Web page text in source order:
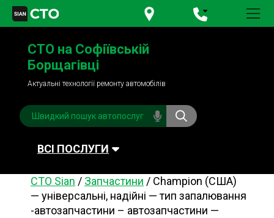
+380 95781-84-84
+380 98791-84-84
СТО на Софіївській
Борщагівці
Актуальні технології ремонту автомобілів
ВСІ ПОСЛУГИ
Автомийка Планове ТО
Паливна система Рульове керування
СТО Sian / Запчастини / Champion (США)
— універсальні, надійні — тип запалювання
-автозапчастини – автозапчастини —